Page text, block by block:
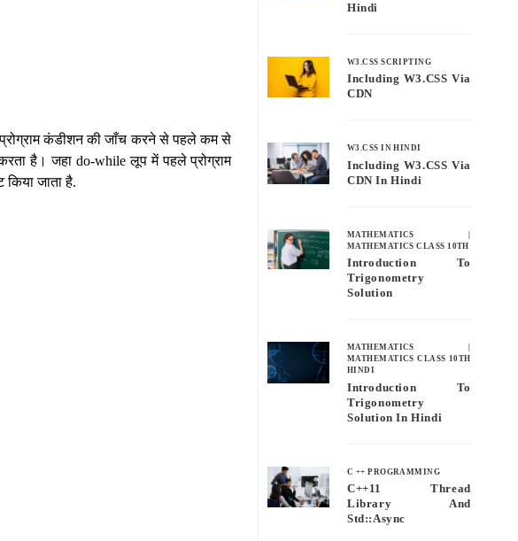
कंडीशन की जाँच करने से पहले कम से
है। जहा do-while लूप में पहले प्रोग्राम
जाता है.
Hindi
W3.CSS SCRIPTING
Including W3.CSS Via
CDN
W3.CSS IN HINDI
Including W3.CSS Via
CDN In Hindi
MATHEMATICS
MATHEMATICS CLASS 10TH
Introduction To
Trigonometry
Solution
MATHEMATICS
MATHEMATICS CLASS 10TH
HINDI
Introduction To
Trigonometry
Solution In Hindi
C ++ PROGRAMMING
C++11 Thread
Library And
Std::async